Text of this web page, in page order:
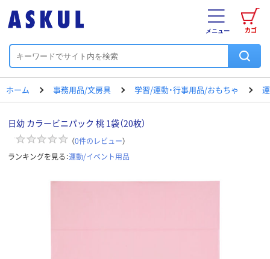
カゴ
メニュー
ホーム 事務用品/文房具 学習/運動・行事用品/おもちゃ
日幼 カラービニパック 桃 1袋（20枚）
（0件のレビュー）
ランキングを見る：運動/イベント用品